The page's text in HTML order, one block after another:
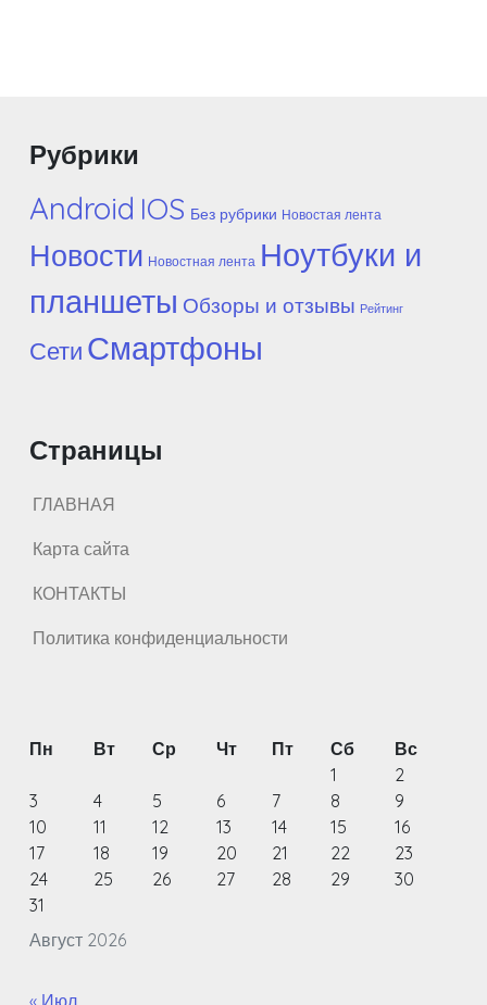
Рубрики
Android IOS Без рубрики Новостая лента
Новости Новостная лента Ноутбуки и
планшеты Обзоры и отзывы Рейтинг
Сети Смартфоны
Страницы
ГЛАВНАЯ
Карта сайта
КОНТАКТЫ
Политика конфиденциальности
Август 2026
Пн Вт Ср Чт Пт Сб
Вс
1
2
3
4 5 6 7 8
9
10
11 12 13 14 15
16
17
18 19 20 21 22
23
24
25 26 27 28 29
30
31
« Июл